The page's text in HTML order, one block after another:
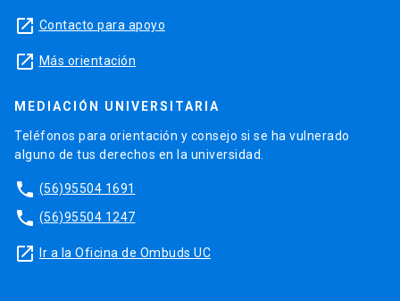
launch Contacto para apoyo
launch Más orientación
MEDIACIÓN UNIVERSITARIA
Teléfonos para orientación y consejo si se ha vulnerado
alguno de tus derechos en la universidad.
phone (56)95504 1691
phone (56)95504 1247
launch Ir a la Oficina de Ombuds UC